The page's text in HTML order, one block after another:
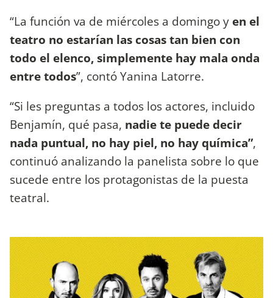
“La función va de miércoles a domingo y en el
teatro no estarían las cosas tan bien con
todo el elenco, simplemente hay mala onda
entre todos”, contó Yanina Latorre.
“Si les preguntas a todos los actores, incluido
Benjamín, qué pasa, nadie te puede decir
nada puntual, no hay piel, no hay química”,
continuó analizando la panelista sobre lo que
sucede entre los protagonistas de la puesta
teatral.